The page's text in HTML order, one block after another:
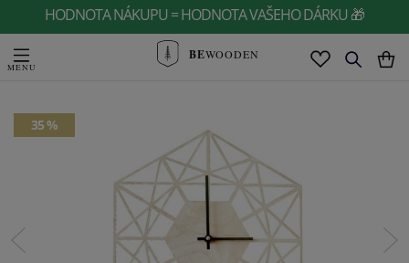
HODNOTA NÁKUPU = HODNOTA VAŠEHO DÁRKU 🎁
BEWOODEN
35 %